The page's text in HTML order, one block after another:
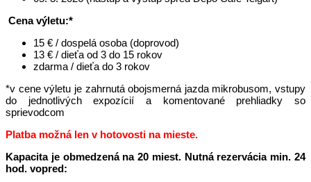
Cena výletu:*
15 € / dospelá osoba (doprovod)
13 € / dieťa od 3 do 15 rokov
zdarma / dieťa do 3 rokov
*v cene výletu je zahrnutá obojsmerná jazda mikrobusom, vstupy
do jednotlivých expozícií a komentované prehliadky so
sprievodcom
Platba možná len v hotovosti na mieste.
Kapacita je obmedzená na 20 miest. Nutná rezervácia min. 24
hod. vopred: